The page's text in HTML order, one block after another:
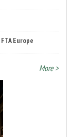
Europe
More >